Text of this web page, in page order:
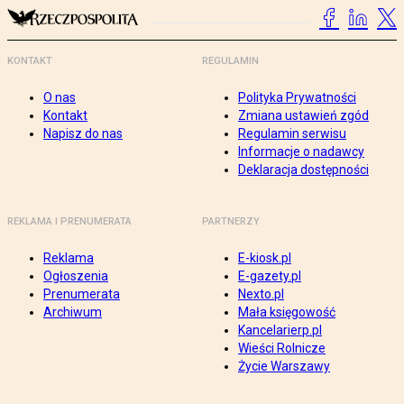
KONTAKT
O nas
Kontakt
Napisz do nas
REGULAMIN
Polityka Prywatności
Zmiana ustawień zgód
Regulamin serwisu
Informacje o nadawcy
Deklaracja dostępności
REKLAMA I PRENUMERATA
Reklama
Ogłoszenia
Prenumerata
Archiwum
PARTNERZY
E-kiosk.pl
E-gazety.pl
Nexto.pl
Mała księgowość
Kancelarierp.pl
Wieści Rolnicze
Życie Warszawy